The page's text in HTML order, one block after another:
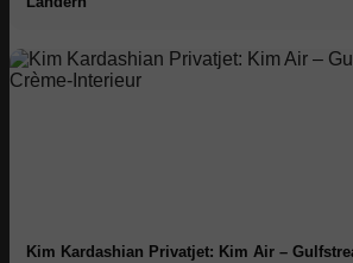
Cannabis Legalisierung
Kim Kardashian Privatjet: Kim Air –